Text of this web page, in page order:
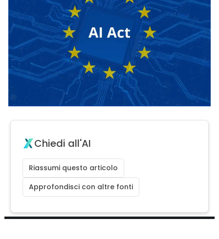
Chiedi all'AI
Riassumi questo articolo
Approfondisci con altre fonti